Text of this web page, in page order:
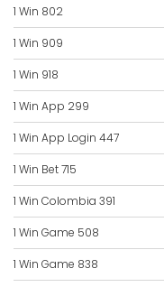
1 Win 802
1 Win 909
1 Win 918
1 Win App 299
1 Win App Login 447
1 Win Bet 715
1 Win Colombia 391
1 Win Game 508
1 Win Game 838